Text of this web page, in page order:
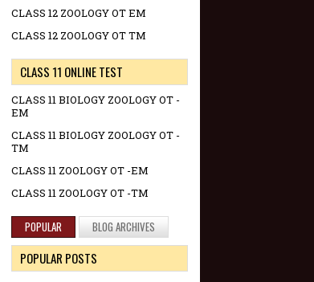
CLASS 12 ZOOLOGY OT EM
CLASS 12 ZOOLOGY OT TM
CLASS 11 ONLINE TEST
CLASS 11 BIOLOGY ZOOLOGY OT -
EM
CLASS 11 BIOLOGY ZOOLOGY OT -
TM
CLASS 11 ZOOLOGY OT -EM
CLASS 11 ZOOLOGY OT -TM
POPULAR BLOG ARCHIVES
POPULAR POSTS